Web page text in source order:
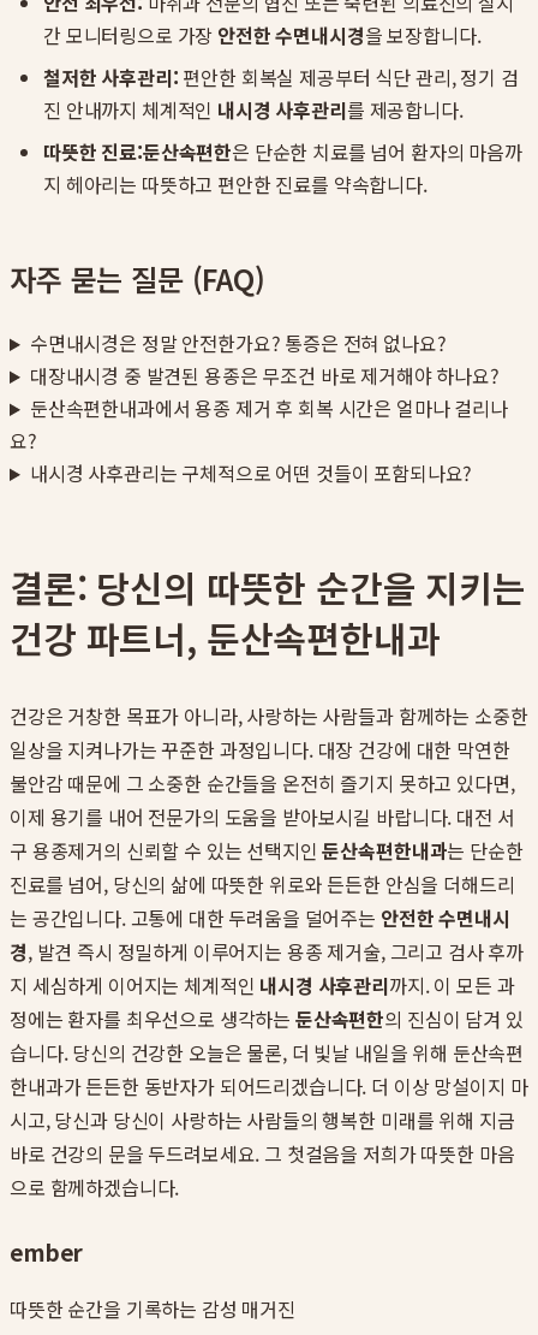
간 모니터링으로 가장 안전한 수면내시경을 보장합니다.
철저한 사후관리: 편안한 회복실 제공부터 식단 관리, 정기 검
진 안내까지 체계적인 내시경 사후관리를 제공합니다.
따뜻한 진료:둔산속편한은 단순한 치료를 넘어 환자의 마음까
지 헤아리는 따뜻하고 편안한 진료를 약속합니다.
자주 묻는 질문 (FAQ)
수면내시경은 정말 안전한가요? 통증은 전혀 없나요?
대장내시경 중 발견된 용종은 무조건 바로 제거해야 하나요?
둔산속편한내과에서 용종 제거 후 회복 시간은 얼마나 걸리나
요?
내시경 사후관리는 구체적으로 어떤 것들이 포함되나요?
결론: 당신의 따뜻한 순간을 지키는
건강 파트너, 둔산속편한내과
건강은 거창한 목표가 아니라, 사랑하는 사람들과 함께하는 소중한
일상을 지켜나가는 꾸준한 과정입니다. 대장 건강에 대한 막연한
불안감 때문에 그 소중한 순간들을 온전히 즐기지 못하고 있다면,
이제 용기를 내어 전문가의 도움을 받아보시길 바랍니다. 대전 서
구 용종제거의 신뢰할 수 있는 선택지인둔산속편한내과는 단순한
진료를 넘어, 당신의 삶에 따뜻한 위로와 든든한 안심을 더해드리
는 공간입니다. 고통에 대한 두려움을 덜어주는 안전한 수면내시
경, 발견 즉시 정밀하게 이루어지는 용종 제거술, 그리고 검사 후까
지 세심하게 이어지는 체계적인 내시경 사후관리까지. 이 모든 과
정에는 환자를 최우선으로 생각하는 둔산속편한의 진심이 담겨 있
습니다. 당신의 건강한 오늘은 물론, 더 빛날 내일을 위해 둔산속편
한내과가 든든한 동반자가 되어드리겠습니다. 더 이상 망설이지 마
시고, 당신과 당신이 사랑하는 사람들의 행복한 미래를 위해 지금
바로 건강의 문을 두드려보세요. 그 첫걸음을 저희가 따뜻한 마음
으로 함께하겠습니다.
ember
따뜻한 순간을 기록하는 감성 매거진